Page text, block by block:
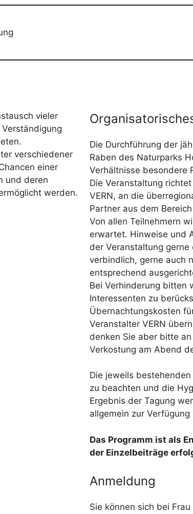
vieler
verschiedener
einer
und deren
werden.
Die Durchführung der
Raben des Naturparks
Verhältnisse besondere
Die Veranstaltung
VERN, an die
Partner aus dem
Von allen Teilnehmern
erwartet. Hinweise und
der Veranstaltung
verbindlich, gerne auch
entsprechend
Bei Verhinderung bitten
Interessenten zu
Übernachtungskosten
Veranstalter VERN
denken Sie aber bitte
Verkostung am Abend
Die jeweils
zu beachten und die
Ergebnis der Tagung
allgemein zur Verfügung
Das Programm ist als
der Einzelbeiträge
Anmeldung
Sie können sich bei